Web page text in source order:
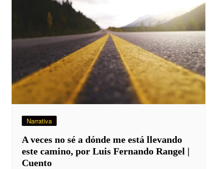
Narrativa
A veces no sé a dónde me está llevando
este camino, por Luis Fernando Rangel |
Cuento